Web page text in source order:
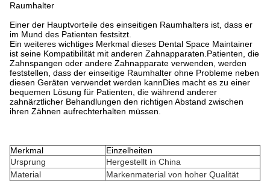
Raumhalter
Einer der Hauptvorteile des einseitigen Raumhalters ist, dass er
im Mund des Patienten festsitzt.
Ein weiteres wichtiges Merkmal dieses Dental Space Maintainer
ist seine Kompatibilität mit anderen Zahnapparaten.Patienten, die
Zahnspangen oder andere Zahnapparate verwenden, werden
feststellen, dass der einseitige Raumhalter ohne Probleme neben
diesen Geräten verwendet werden kannDies macht es zu einer
bequemen Lösung für Patienten, die während anderer
zahnärztlicher Behandlungen den richtigen Abstand zwischen
ihren Zähnen aufrechterhalten müssen.
Merkmal
Einzelheiten
Ursprung
Hergestellt in China
Material
Markenmaterial von hoher Qualität